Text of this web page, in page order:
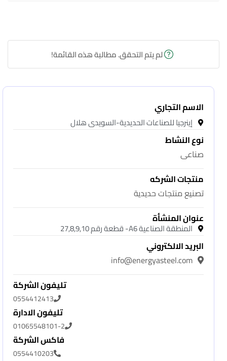
لم يتم التحقق. مطالبة هذه القائمة!
الاسم التجاري
إينرجيا للصناعات الحديدية-السويدى هلال
نوع النشاط
صناعى
منتجات الشركه
تصنيع منتجات حديدية
عنوان المنشأة
المنطقة الصناعية A6- قطعة رقم 27,8,9,10
البريد الالكتروني
info@energyasteel.com
تليفون الشركة
0554412413
تليفون الادارة
01065548101-2
فاكس الشركة
0554410203